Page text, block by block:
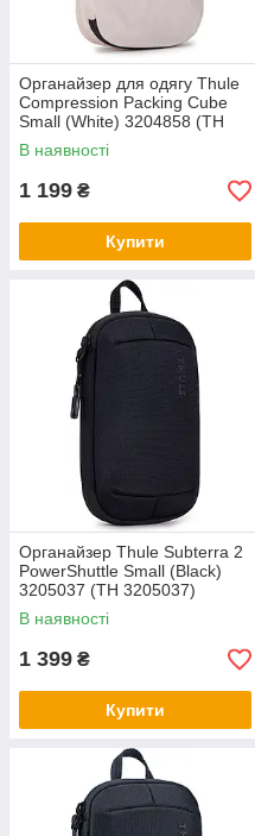
Органайзер для одягу Thule
Compression Packing Cube
Small (White) 3204858 (TH
3204858)
В наявності
1 199 ₴
Купити
Органайзер Thule Subterra 2
PowerShuttle Small (Black)
3205037 (TH 3205037)
В наявності
1 399 ₴
Купити